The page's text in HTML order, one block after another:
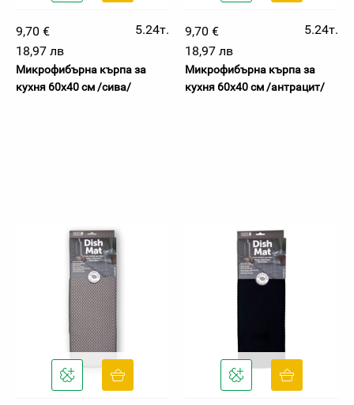
9,70 €
5.24т.
18,97 лв
Микрофибърна кърпа за
кухня 60х40 см /сива/
9,70 €
5.24т.
18,97 лв
Микрофибърна кърпа за
кухня 60х40 см /антрацит/